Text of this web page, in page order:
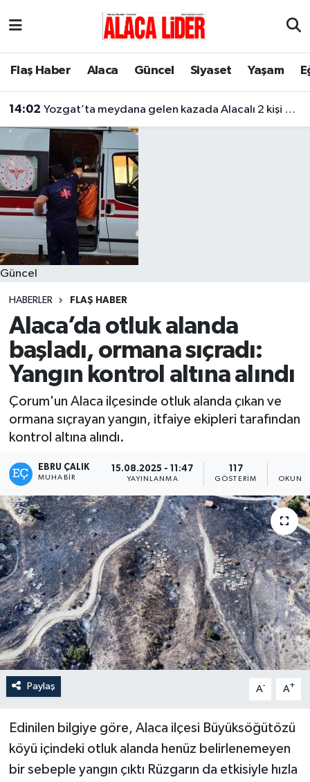
Flaş Haber Alaca Güncel Siyaset Yaşam
14:02 Yozgat’ta meydana gelen kazada Alacalı 2 kişi hayatını kaybetti
Güncel
HABERLER FLAŞ HABER
Alaca’da otluk alanda
başladı, ormana sıçradı:
Yangın kontrol altına alındı
Çorum'un Alaca ilçesinde otluk alanda çıkan ve
ormana sıçrayan yangın, itfaiye ekipleri tarafından
kontrol altına alındı.
EBRU ÇALIK
MUHABIR
15.08.2025 - 11:47
YAYINLANMA
117
GÖSTERIM
Paylaş A- A+
Edinilen bilgiye göre, Alaca ilçesi Büyüksöğütözü
köyü içindeki otluk alanda henüz belirlenemeyen
bir sebeple yangın çıktı Rüzgarın da etkisiyle hızla
Çorum Nöbetçi Eczaneler
Çorum Trafik Yoğunluk Haritası
Süper Lig Puan Durumu ve Fikstür
Tüm Manşetler
Son Dakika Haberleri
Haber Arşivi